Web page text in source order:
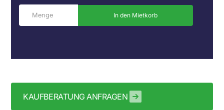
In den Mietkorb
KAUFBERATUNG ANFRAGEN